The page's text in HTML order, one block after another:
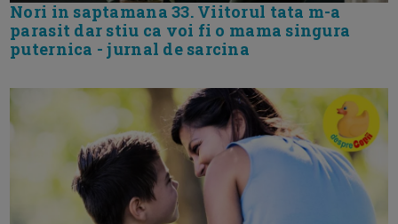
Nori in saptamana 33. Viitorul tata m-a
parasit dar stiu ca voi fi o mama singura
puternica - jurnal de sarcina